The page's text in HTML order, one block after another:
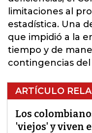
limitaciones al
estadística. Una
que impidió a la
tiempo y de
contingencias
ARTÍCULO
Los
'viejos' y viven